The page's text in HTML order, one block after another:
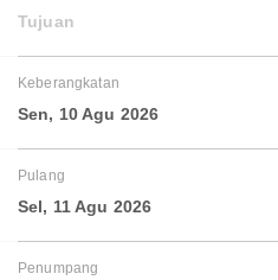
Tujuan
Keberangkatan
Sen, 10 Agu 2026
Pulang
Sel, 11 Agu 2026
Penumpang